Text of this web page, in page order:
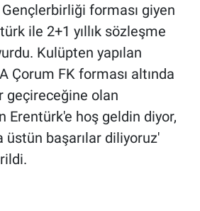
forması giyen
ile 2+1 yıllık sözleşme
Kulüpten yapılan
Çorum FK forması altında
geçireceğine olan
Erentürk'e hoş geldin diyor,
üstün başarılar diliyoruz'